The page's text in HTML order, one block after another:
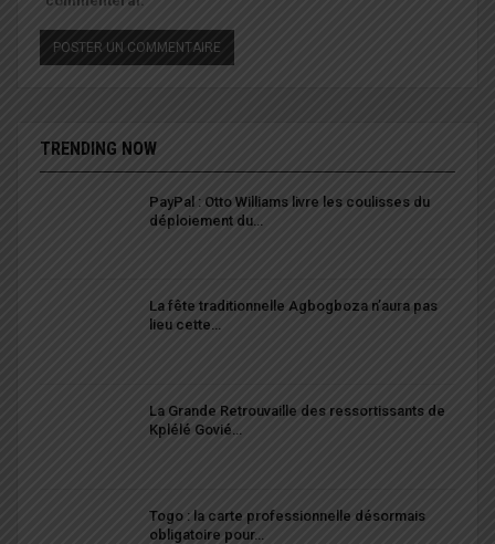
TRENDING NOW
PayPal : Otto Williams livre les coulisses du
déploiement du…
La fête traditionnelle Agbogboza n’aura pas
lieu cette…
La Grande Retrouvaille des ressortissants de
Kplélé Govié…
Togo : la carte professionnelle désormais
obligatoire pour…